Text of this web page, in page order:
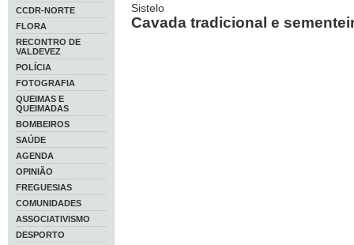
CCDR-NORTE
FLORA
RECONTRO DE
VALDEVEZ
POLÍCIA
FOTOGRAFIA
QUEIMAS E
QUEIMADAS
BOMBEIROS
SAÚDE
AGENDA
OPINIÃO
FREGUESIAS
COMUNIDADES
ASSOCIATIVISMO
DESPORTO
Sistelo
Cavada tradicional e